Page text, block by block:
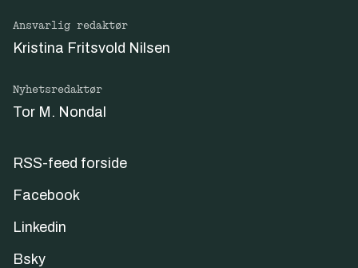
Ansvarlig redaktør
Kristina Fritsvold Nilsen
Nyhetsredaktør
Tor M. Nondal
RSS-feed forside
Facebook
Linkedin
Bsky